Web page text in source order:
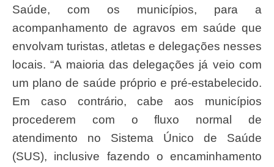
Saúde, com os municípios, para a
acompanhamento de agravos em saúde que
envolvam turistas, atletas e delegações nesses
locais. “A maioria das delegações já veio com
um plano de saúde próprio e pré-estabelecido.
Em caso contrário, cabe aos municípios
procederem com o fluxo normal de
atendimento no Sistema Único de Saúde
(SUS), inclusive fazendo o encaminhamento